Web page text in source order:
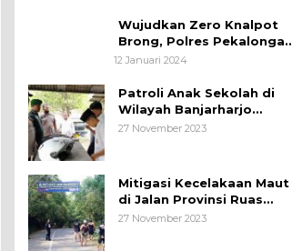
Wujudkan Zero Knalpot
Brong, Polres Pekalongan
Kota Berikan Edukasi
12 Januari 2024
Patroli Anak Sekolah di
Wilayah Banjarharjo
Brebes
27 November 2023
Mitigasi Kecelakaan Maut
di Jalan Provinsi Ruas
Banjarharjo-Salem
27 November 2023